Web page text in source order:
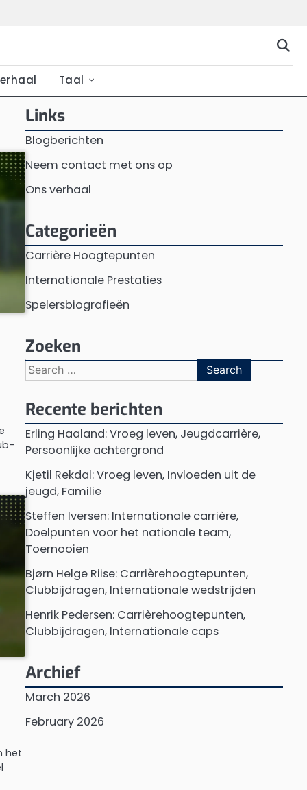
Taal
het
Links
Blogberichten
Neem contact met ons op
Ons verhaal
Categorieën
Carrière Hoogtepunten
Internationale Prestaties
Spelersbiografieën
Zoeken
Search
for:
Recente berichten
Erling Haaland: Vroeg leven, Jeugdcarrière,
Persoonlijke achtergrond
Kjetil Rekdal: Vroeg leven, Invloeden uit de
jeugd, Familie
Steffen Iversen: Internationale carrière,
Doelpunten voor het nationale team,
Toernooien
Bjørn Helge Riise: Carrièrehoogtepunten,
Clubbijdragen, Internationale wedstrijden
Henrik Pedersen: Carrièrehoogtepunten,
Clubbijdragen, Internationale caps
Archief
March 2026
February 2026